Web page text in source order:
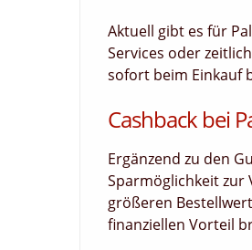
Aktuell gibt es für
Services oder
sofort beim Einkauf
Cashback bei
Ergänzend zu den
Sparmöglichkeit zur
größeren
finanziellen Vorteil